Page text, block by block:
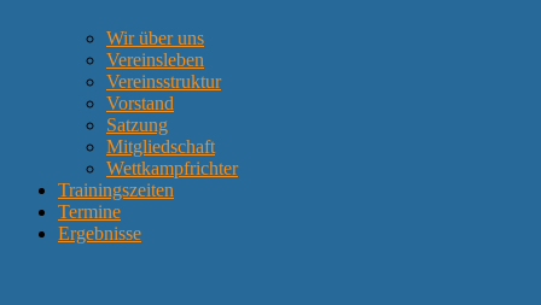
Wir über uns
Vereinsleben
Vereinsstruktur
Vorstand
Satzung
Mitgliedschaft
Wettkampfrichter
Trainingszeiten
Termine
Ergebnisse